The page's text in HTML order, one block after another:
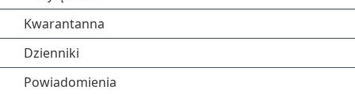
Kwarantanna
Dzienniki
Powiadomienia